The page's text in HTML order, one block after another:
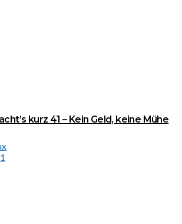
kurz 41 – Kein Geld, keine Mühe